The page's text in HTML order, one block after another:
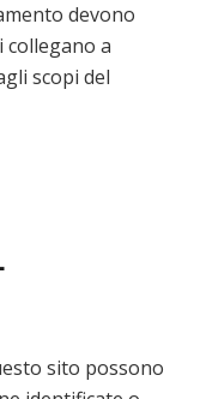
devono
a
scopi del
sito possono